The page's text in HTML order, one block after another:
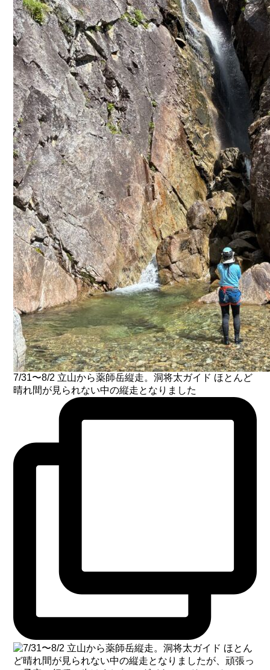
7/31〜8/2 立山から薬師岳縦走。洞将太ガイド ほとんど
晴れ間が見られない中の縦走となりました